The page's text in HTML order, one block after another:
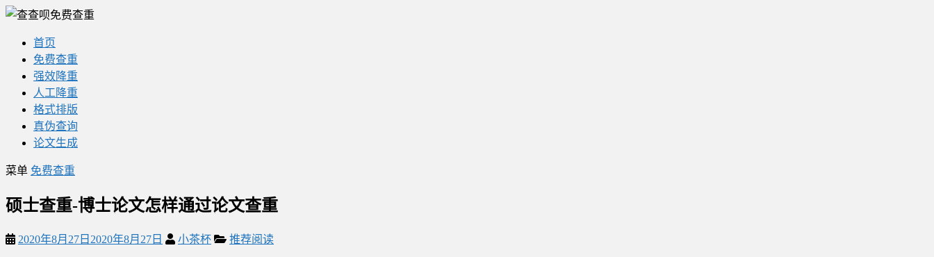
查
平
首页
免费查重
强效降重
人工降重
格式排版
真伪查询
论文生成
菜单 免费查重
硕士查重-博士论文怎样通过论文查重
2020年8月27日 2020年8月27日 小茶杯 推荐阅读